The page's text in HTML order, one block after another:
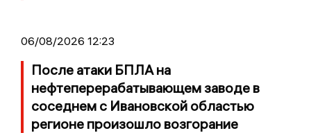
06/08/2026 12:23
После атаки БПЛА на
нефтеперерабатывающем заводе в
соседнем с Ивановской областью
регионе произошло возгорание